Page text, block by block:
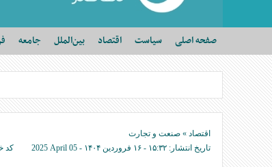
صفحه اصلی سیاست اقتصاد بین‌الملل جامعه
اقتصاد » صنعت و تجارت
تاریخ انتشار: ۱۵:۳۲ - ۱۶ فروردين ۱۴۰۴ - 2025 April 05 کد